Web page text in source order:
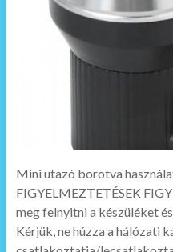
Mini utazó borotva
FIGYELMEZTETÉSEK
meg felnyitni a készüléket
Kérjük, ne húzza a hálózati